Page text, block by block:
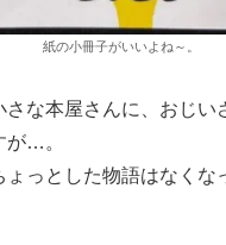
紙の小冊子がいいよね～。
な本屋さんに、おじい
が…。
っとした物語はなくな